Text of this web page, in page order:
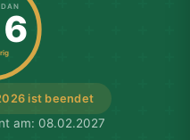
ist beendet
am: 08.02.2027